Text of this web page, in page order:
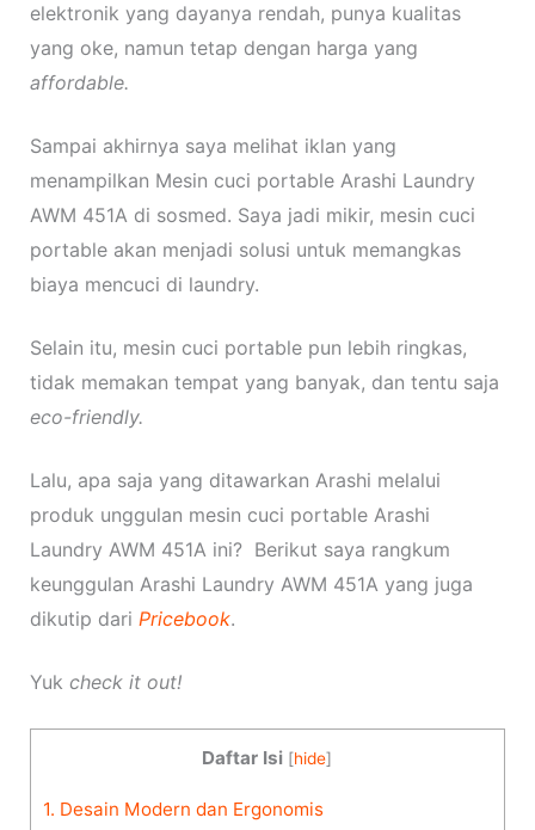
elektronik yang dayanya rendah, punya kualitas
yang oke, namun tetap dengan harga yang
affordable.
Sampai akhirnya saya melihat iklan yang
menampilkan Mesin cuci portable Arashi Laundry
AWM 451A di sosmed. Saya jadi mikir, mesin cuci
portable akan menjadi solusi untuk memangkas
biaya mencuci di laundry.
Selain itu, mesin cuci portable pun lebih ringkas,
tidak memakan tempat yang banyak, dan tentu saja
eco-friendly.
Lalu, apa saja yang ditawarkan Arashi melalui
produk unggulan mesin cuci portable Arashi
Laundry AWM 451A ini? Berikut saya rangkum
keunggulan Arashi Laundry AWM 451A yang juga
dikutip dari Pricebook.
Yuk check it out!
Daftar Isi [hide]
1. Desain Modern dan Ergonomis